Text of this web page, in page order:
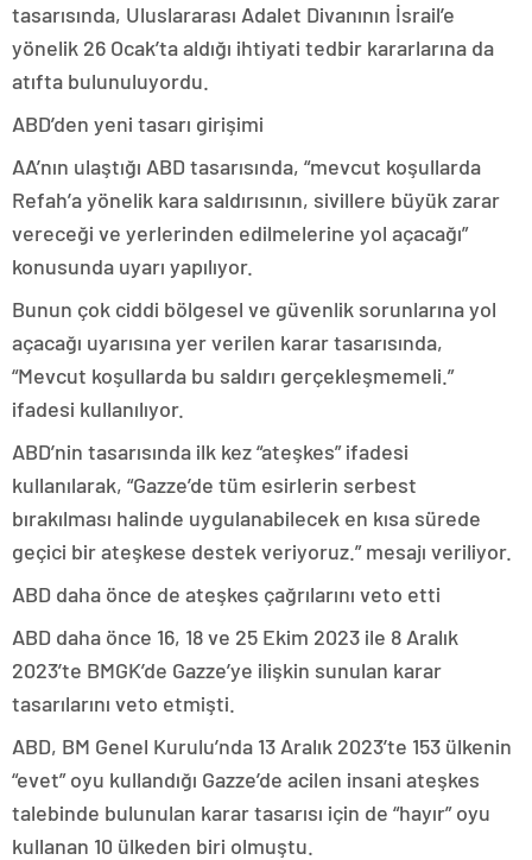
tasarısında, Uluslararası Adalet Divanının İsrail’e
yönelik 26 Ocak’ta aldığı ihtiyati tedbir kararlarına da
atıfta bulunuluyordu.
ABD’den yeni tasarı girişimi
AA’nın ulaştığı ABD tasarısında, “mevcut koşullarda
Refah’a yönelik kara saldırısının, sivillere büyük zarar
vereceği ve yerlerinden edilmelerine yol açacağı”
konusunda uyarı yapılıyor.
Bunun çok ciddi bölgesel ve güvenlik sorunlarına yol
açacağı uyarısına yer verilen karar tasarısında,
“Mevcut koşullarda bu saldırı gerçekleşmemeli.”
ifadesi kullanılıyor.
ABD’nin tasarısında ilk kez “ateşkes” ifadesi
kullanılarak, “Gazze’de tüm esirlerin serbest
bırakılması halinde uygulanabilecek en kısa sürede
geçici bir ateşkese destek veriyoruz.” mesajı veriliyor.
ABD daha önce de ateşkes çağrılarını veto etti
ABD daha önce 16, 18 ve 25 Ekim 2023 ile 8 Aralık
2023’te BMGK’de Gazze’ye ilişkin sunulan karar
tasarılarını veto etmişti.
ABD, BM Genel Kurulu’nda 13 Aralık 2023’te 153 ülkenin
“evet” oyu kullandığı Gazze’de acilen insani ateşkes
talebinde bulunulan karar tasarısı için de “hayır” oyu
kullanan 10 ülkeden biri olmuştu.